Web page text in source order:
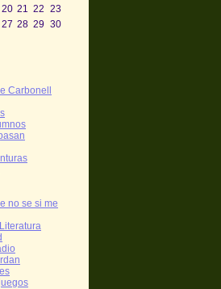
20 21 22 23
27 28 29 30
Carbonell
no se si me